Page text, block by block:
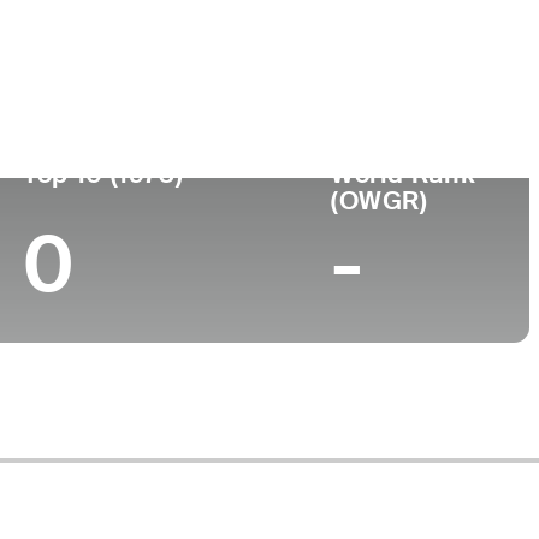
Top 10 (1973)
0
World Rank
(OWGR)
-